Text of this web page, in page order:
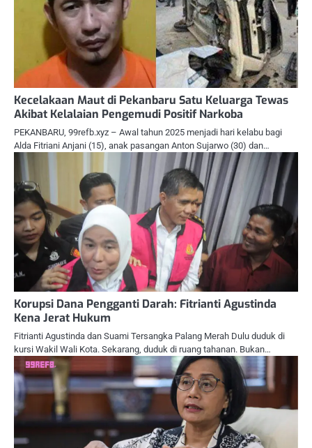
Kecelakaan Maut di Pekanbaru Satu Keluarga Tewas
Akibat Kelalaian Pengemudi Positif Narkoba
PEKANBARU, 99refb.xyz – Awal tahun 2025 menjadi hari kelabu bagi
Alda Fitriani Anjani (15), anak pasangan Anton Sujarwo (30) dan…
Korupsi Dana Pengganti Darah: Fitrianti Agustinda
Kena Jerat Hukum
Fitrianti Agustinda dan Suami Tersangka Palang Merah Dulu duduk di
kursi Wakil Wali Kota. Sekarang, duduk di ruang tahanan. Bukan…